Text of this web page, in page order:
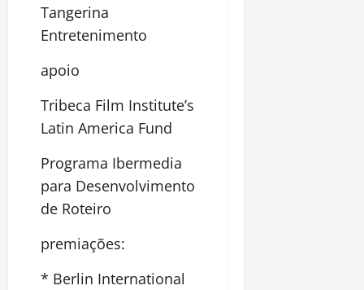
Tangerina
Entretenimento
apoio
Tribeca Film Institute’s
Latin America Fund
Programa Ibermedia
para Desenvolvimento
de Roteiro
premiações:
* Berlin International